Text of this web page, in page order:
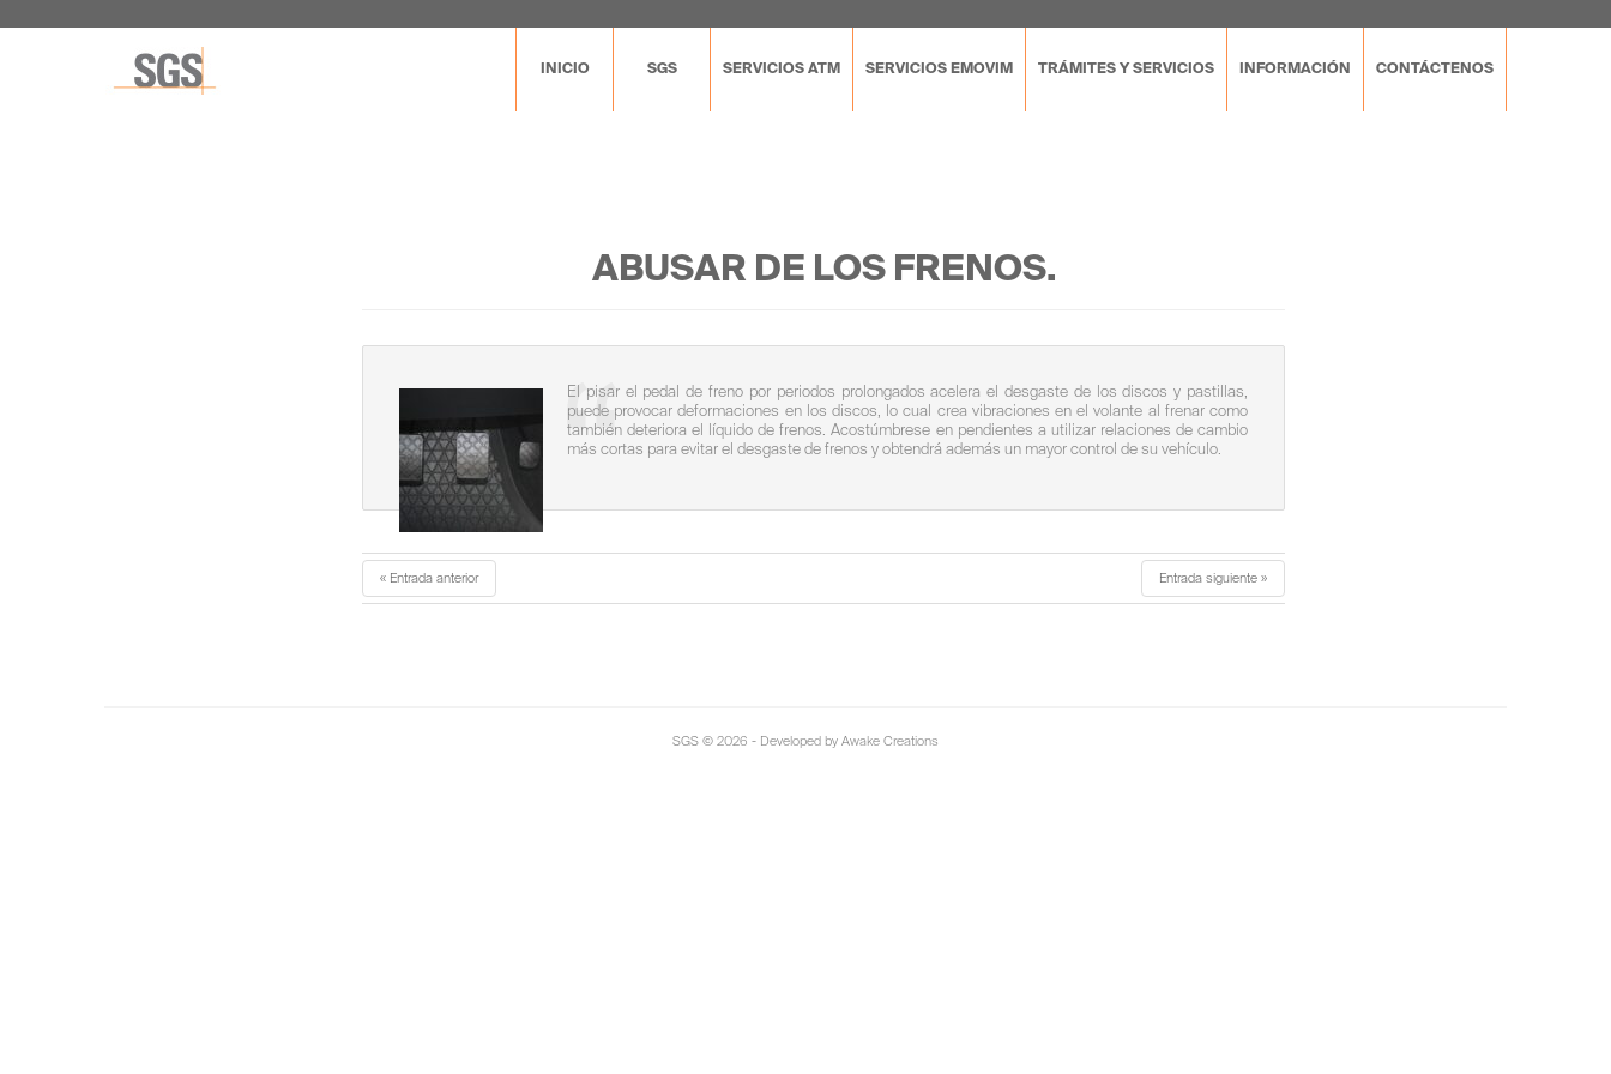
INICIO SGS SERVICIOS ATM SERVICIOS EMOVIM TRÁMITES Y SERVICIOS INFORMACIÓN CONTÁCTENOS
ABUSAR DE LOS FRENOS.
El pisar el pedal de freno por periodos prolongados acelera el desgaste de los discos y pastillas,
puede provocar deformaciones en los discos, lo cual crea vibraciones en el volante al frenar como
también deteriora el líquido de frenos. Acostúmbrese en pendientes a utilizar relaciones de cambio
más cortas para evitar el desgaste de frenos y obtendrá además un mayor control de su vehículo.
« Entrada anterior Entrada siguiente »
SGS © 2026 - Developed by Awake Creations